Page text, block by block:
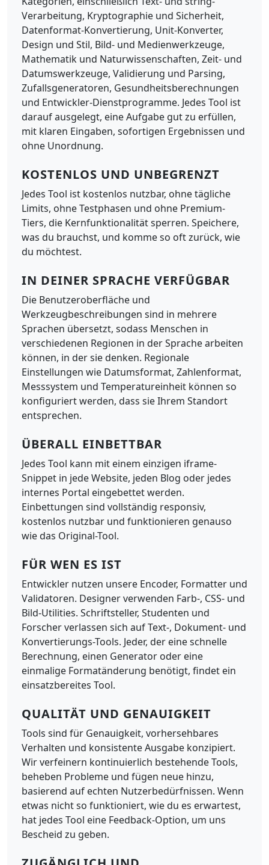
Verarbeitung, Kryptographie und Sicherheit,
Datenformat-Konvertierung, Unit-Konverter,
Design und Stil, Bild- und Medienwerkzeuge,
Mathematik und Naturwissenschaften, Zeit- und
Datumswerkzeuge, Validierung und Parsing,
Zufallsgeneratoren, Gesundheitsberechnungen
und Entwickler-Dienstprogramme. Jedes Tool ist
darauf ausgelegt, eine Aufgabe gut zu erfüllen,
mit klaren Eingaben, sofortigen Ergebnissen und
ohne Unordnung.
KOSTENLOS UND UNBEGRENZT
Jedes Tool ist kostenlos nutzbar, ohne tägliche
Limits, ohne Testphasen und ohne Premium-
Tiers, die Kernfunktionalität sperren. Speichere,
was du brauchst, und komme so oft zurück, wie
du möchtest.
IN DEINER SPRACHE VERFÜGBAR
Die Benutzeroberfläche und
Werkzeugbeschreibungen sind in mehrere
Sprachen übersetzt, sodass Menschen in
verschiedenen Regionen in der Sprache arbeiten
können, in der sie denken. Regionale
Einstellungen wie Datumsformat, Zahlenformat,
Messsystem und Temperatureinheit können so
konfiguriert werden, dass sie Ihrem Standort
entsprechen.
ÜBERALL EINBETTBAR
Jedes Tool kann mit einem einzigen iframe-
Snippet in jede Website, jeden Blog oder jedes
internes Portal eingebettet werden.
Einbettungen sind vollständig responsiv,
kostenlos nutzbar und funktionieren genauso
wie das Original-Tool.
FÜR WEN ES IST
Entwickler nutzen unsere Encoder, Formatter und
Validatoren. Designer verwenden Farb-, CSS- und
Bild-Utilities. Schriftsteller, Studenten und
Forscher verlassen sich auf Text-, Dokument- und
Konvertierungs-Tools. Jeder, der eine schnelle
Berechnung, einen Generator oder eine
einmalige Formatänderung benötigt, findet ein
einsatzbereites Tool.
QUALITÄT UND GENAUIGKEIT
Tools sind für Genauigkeit, vorhersehbares
Verhalten und konsistente Ausgabe konzipiert.
Wir verfeinern kontinuierlich bestehende Tools,
beheben Probleme und fügen neue hinzu,
basierend auf echten Nutzerbedürfnissen. Wenn
etwas nicht so funktioniert, wie du es erwartest,
hat jedes Tool eine Feedback-Option, um uns
Bescheid zu geben.